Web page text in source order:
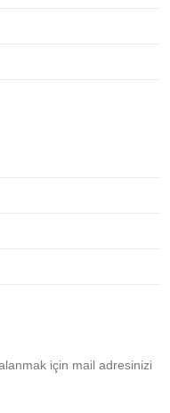
için mail adresinizi